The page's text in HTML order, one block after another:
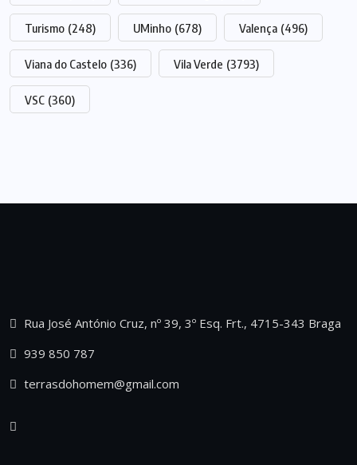
Turismo (248) UMinho (678) Valença (496)
Viana do Castelo (336) Vila Verde (3793)
VSC (360)
Rua José António Cruz, nº 39, 3º Esq. Frt., 4715-343 Braga
939 850 787
terrasdohomem@gmail.com